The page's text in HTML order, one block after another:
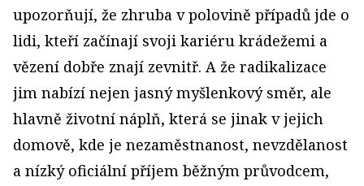
upozorňují, že zhruba v polovině případů jde o
lidi, kteří začínají svoji kariéru krádežemi a
vězení dobře znají zevnitř. A že radikalizace
jim nabízí nejen jasný myšlenkový směr, ale
hlavně životní náplň, která se jinak v jejich
domově, kde je nezaměstnanost, nevzdělanost
a nízký oficiální příjem běžným průvodcem,